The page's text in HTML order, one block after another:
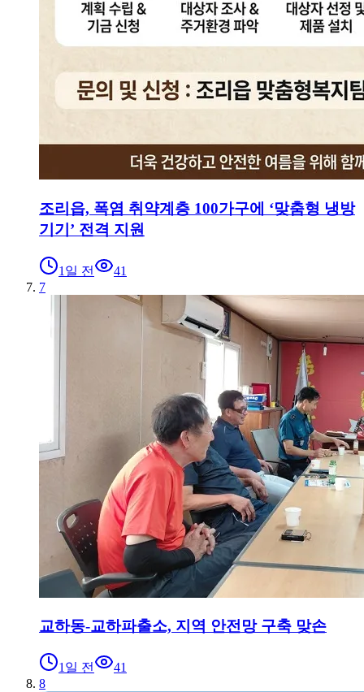
조리읍, 폭염 취약계층 100가구에 ‘맞춤형 냉방
기기’ 전격 지원
1일 전
41
7
교하동-교하파출소, 지역 안전망 구축 맞손
1일 전
41
8